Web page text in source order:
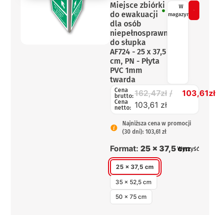
Miejsce zbiórki
do ewakuacji
dla osób
niepełnosprawnych
do słupka
AF724 - 25 x 37,5
cm, PN - Płyta
PVC 1mm
twarda
W
magazynie
Cena
brutto:162,47zł 103,61zł
Cena
netto: 103,61 zł
Najniższa cena w promocji
(30 dni): 103,61 zł
Format: 25 x 37,5 cm
25 x 37,5 cm
35 x 52,5 cm
50 x 75 cm
Wyczyść